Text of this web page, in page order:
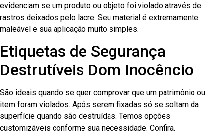
evidenciam se um produto ou objeto foi violado através de
rastros deixados pelo lacre. Seu material é extremamente
maleável e sua aplicação muito simples.
Etiquetas de Segurança
Destrutíveis Dom Inocêncio
São ideais quando se quer comprovar que um patrimônio ou
item foram violados. Após serem fixadas só se soltam da
superfície quando são destruídas. Temos opções
customizáveis conforme sua necessidade. Confira.